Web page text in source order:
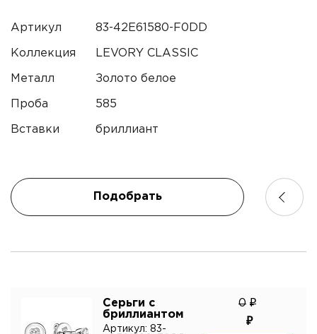
Артикул 83-42E61580-F0DD
Коллекция LEVORY CLASSIC
Металл Золото белое
Проба 585
Вставки бриллиант
Подобрать
Серьги с
бриллиантом
Артикул: 83-
0